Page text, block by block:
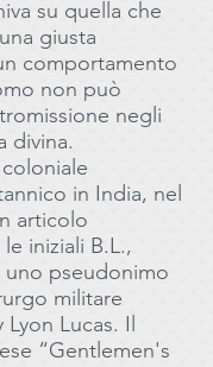
su quella che
giusta
comportamento
non può
negli
divina.
in India, nel
articolo
iniziali B.L.,
pseudonimo
militare
Lucas. Il
“Gentlemen's